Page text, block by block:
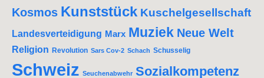
Kosmos Kunststück Kuschelgesellschaft
Landesverteidigung Marx Muziek Neue Welt
Religion Revolution Sars Cov-2 Schach Schusselig
Schweiz Seuchenabwehr Sozialkompetenz